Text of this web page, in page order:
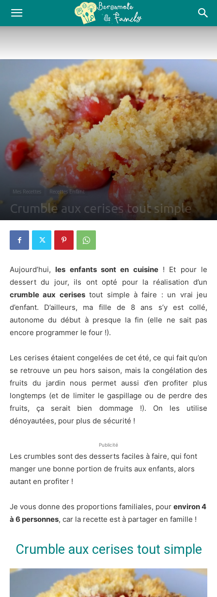
Mes Recettes Recettes Enfant
Crumble aux cerises tout simple
Aujourd’hui, les enfants sont en cuisine! Et pour le
dessert du jour, ils ont opté pour la réalisation d’un
crumble aux cerisestout simple à faire : un vrai jeu
d’enfant. D’ailleurs, ma fille de 8 ans s’y est collé,
autonome du début à presque la fin (elle ne sait pas
encore programmer le four !).
Les cerises étaient congelées de cet été, ce qui fait qu’on
se retrouve un peu hors saison, mais la congélation des
fruits du jardin nous permet aussi d’en profiter plus
longtemps (et de limiter le gaspillage ou de perdre des
fruits, ça serait bien dommage !). On les utilise
dénoyautées, pour plus de sécurité !
Publicité
Les crumbles sont des desserts faciles à faire, qui font
manger une bonne portion de fruits aux enfants, alors
autant en profiter !
Je vous donne des proportions familiales, pour environ 4
à 6 personnes, car la recette est à partager en famille !
Crumble aux cerises tout simple